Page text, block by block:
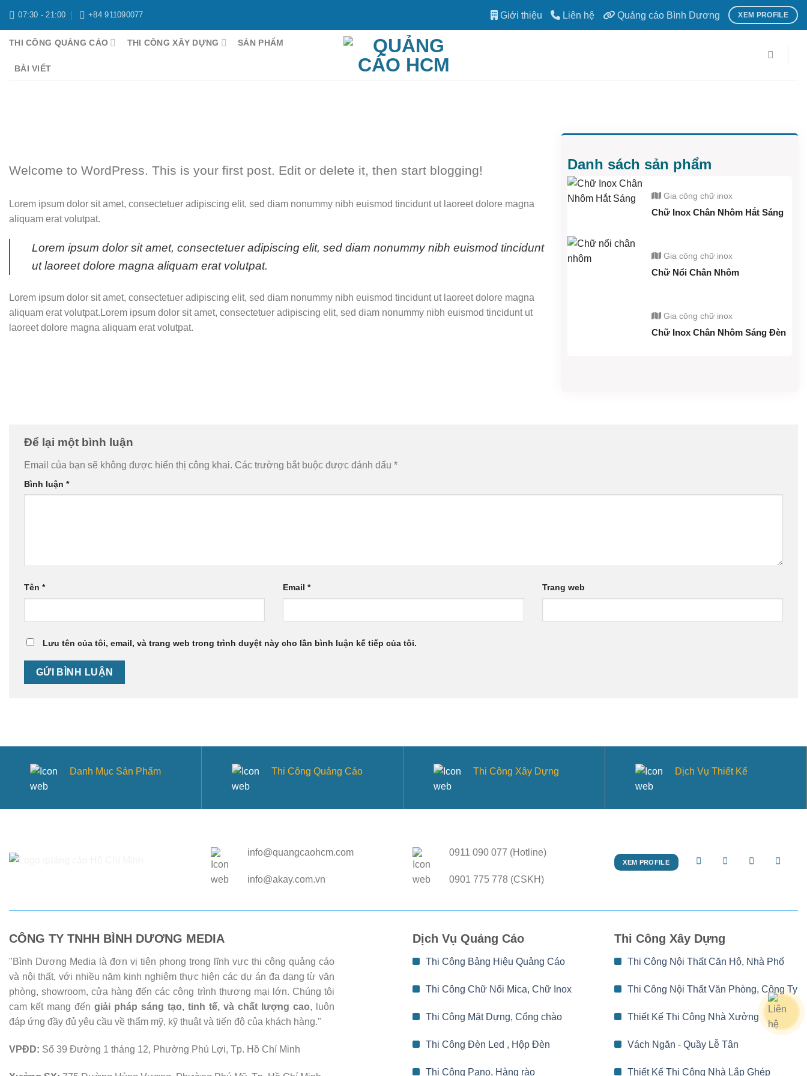
đến
07:30 - 21:00 +84 911090077 Giới thiệu Liên hệ Quảng cáo Bình Dương XEM PROFILE
THI CÔNG QUẢNG CÁO THI CÔNG XÂY DỰNG SẢN PHẨM
BÀI VIẾT
Welcome to WordPress. This is your first post. Edit or delete it, then start blogging!
Lorem ipsum dolor sit amet, consectetuer adipiscing elit, sed diam nonummy nibh euismod tincidunt ut laoreet dolore magna
aliquam erat volutpat.
Lorem ipsum dolor sit amet, consectetuer adipiscing elit, sed diam nonummy nibh euismod tincidunt
ut laoreet dolore magna aliquam erat volutpat.
Lorem ipsum dolor sit amet, consectetuer adipiscing elit, sed diam nonummy nibh euismod tincidunt ut laoreet dolore magna
aliquam erat volutpat.Lorem ipsum dolor sit amet, consectetuer adipiscing elit, sed diam nonummy nibh euismod tincidunt ut
laoreet dolore magna aliquam erat volutpat.
Danh sách sản phẩm
Gia công chữ inox
Chữ Inox Chân Nhôm Hắt Sáng
Gia công chữ inox
Chữ Nổi Chân Nhôm
Gia công chữ inox
Chữ Inox Chân Nhôm Sáng Đèn
Để lại một bình luận
Email của bạn sẽ không được hiển thị công khai. Các trường bắt buộc được đánh dấu *
Bình luận *
Tên * Email* Trang web
Lưu tên của tôi, email, và trang web trong trình duyệt này cho lần bình luận kế tiếp của tôi.
Danh Mục Sản Phẩm Thi Công Quảng Cáo Thi Công Xây Dựng Dịch Vụ Thiết Kế
info@quangcaohcm.com
info@akay.com.vn
0911 090 077 (Hotline)
0901 775 778 (CSKH)
XEM PROFILE
CÔNG TY TNHH BÌNH DƯƠNG MEDIA
"Bình Dương Media là đơn vị tiên phong trong lĩnh vực thi công quảng cáo
và nội thất, với nhiều năm kinh nghiệm thực hiện các dự án đa dạng từ văn
phòng, showroom, cửa hàng đến các công trình thương mại lớn. Chúng tôi
cam kết mang đến giải pháp sáng tạo, tinh tế, và chất lượng cao, luôn
đáp ứng đầy đủ yêu cầu về thẩm mỹ, kỹ thuật và tiến độ của khách hàng."
VPĐD: Số 39 Đường 1 tháng 12, Phường Phú Lợi, Tp. Hồ Chí Minh
Dịch Vụ Quảng Cáo
Thi Công Bảng Hiệu Quảng Cáo
Thi Công Chữ Nổi Mica, Chữ Inox
Thi Công Mặt Dựng, Cổng chào
Thi Công Đèn Led , Hộp Đèn
Thi Công Pano, Hàng rào
Thi Công Xây Dựng
Thi Công Nội Thất Căn Hộ, Nhà Phố
Thi Công Nội Thất Văn Phòng, Công Ty
Thiết Kế Thi Công Nhà Xưởng
Vách Ngăn - Quầy Lễ Tân
Thiết Kế Thi Công Nhà Lắp Ghép